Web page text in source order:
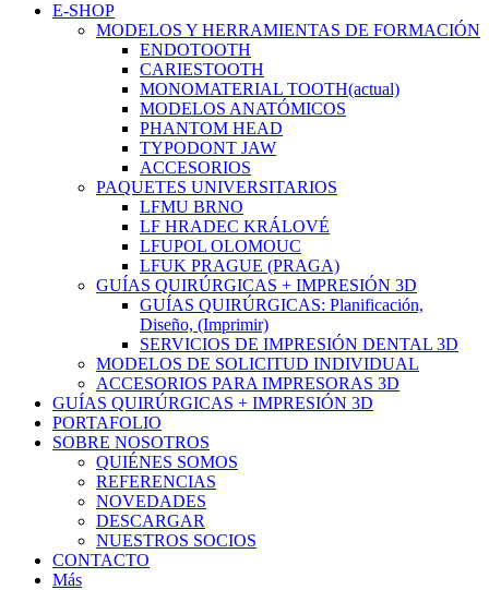
E-SHOP
MODELOS Y HERRAMIENTAS DE FORMACIÓN
ENDOTOOTH
CARIESTOOTH
MONOMATERIAL TOOTH(actual)
MODELOS ANATÓMICOS
PHANTOM HEAD
TYPODONT JAW
ACCESORIOS
PAQUETES UNIVERSITARIOS
LFMU BRNO
LF HRADEC KRÁLOVÉ
LFUPOL OLOMOUC
LFUK PRAGUE (PRAGA)
GUÍAS QUIRÚRGICAS + IMPRESIÓN 3D
GUÍAS QUIRÚRGICAS: Planificación,
Diseño, (Imprimir)
SERVICIOS DE IMPRESIÓN DENTAL 3D
MODELOS DE SOLICITUD INDIVIDUAL
ACCESORIOS PARA IMPRESORAS 3D
GUÍAS QUIRÚRGICAS + IMPRESIÓN 3D
PORTAFOLIO
SOBRE NOSOTROS
QUIÉNES SOMOS
REFERENCIAS
NOVEDADES
DESCARGAR
NUESTROS SOCIOS
CONTACTO
Más